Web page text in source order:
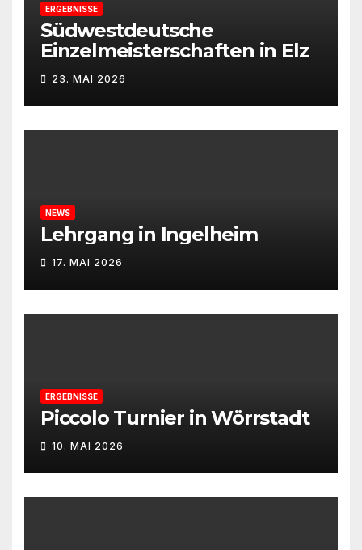
ERGEBNISSE
Südwestdeutsche
Einzelmeisterschaften in Elz
23. MAI 2026
NEWS
Lehrgang in Ingelheim
17. MAI 2026
ERGEBNISSE
Piccolo Turnier in Wörrstadt
10. MAI 2026